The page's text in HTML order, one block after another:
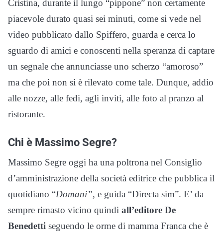
Cristina, durante il lungo “pippone” non certamente
piacevole durato quasi sei minuti, come si vede nel
video pubblicato dallo Spiffero, guarda e cerca lo
sguardo di amici e conoscenti nella speranza di captare
un segnale che annunciasse uno scherzo “amoroso”
ma che poi non si è rilevato come tale. Dunque, addio
alle nozze, alle fedi, agli inviti, alle foto al pranzo al
ristorante.
Chi è Massimo Segre?
Massimo Segre oggi ha una poltrona nel Consiglio
d’amministrazione della società editrice che pubblica il
quotidiano “Domani”, e guida “Directa sim”. E’ da
sempre rimasto vicino quindi all’editore De
Benedetti seguendo le orme di mamma Franca che è